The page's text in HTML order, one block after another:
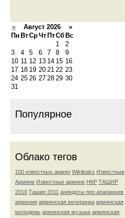
« Август 2026 »
Пн ВтСрЧт ПтСб Вс
1
2
3
4 5 6 7 8
9
10 11 12 13 14 15 16
17 18 19 20 21 22 23
24 25 26 27 28 29 30
31
Популярное
Облако тегов
100 известных армян Wikileaks Известные
Армяне Известные армяне НКР ТАШИР
2010 Ташир 2011 анекдоты про апаранцев
армения армянская вечеринка армянская
молодежь армянская музыка армянская